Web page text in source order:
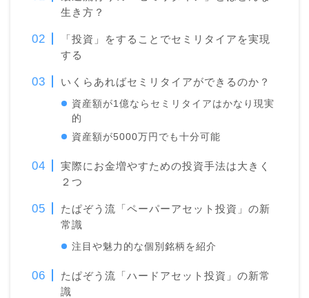
生き方？
「投資」をすることでセミリタイアを実現
する
いくらあればセミリタイアができるのか？
資産額が1億ならセミリタイアはかなり現実
的
資産額が5000万円でも十分可能
実際にお金増やすための投資手法は大きく
２つ
たぱぞう流「ペーパーアセット投資」の新
常識
注目や魅力的な個別銘柄を紹介
たぱぞう流「ハードアセット投資」の新常
識